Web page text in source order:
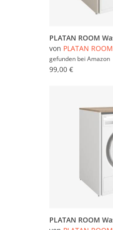
von PLATAN ROOM
gefunden bei Amazon
99,00 €